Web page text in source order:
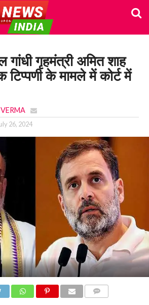
गृहमंत्री अमित शाह
के मामले में कोर्ट में
26, 2024